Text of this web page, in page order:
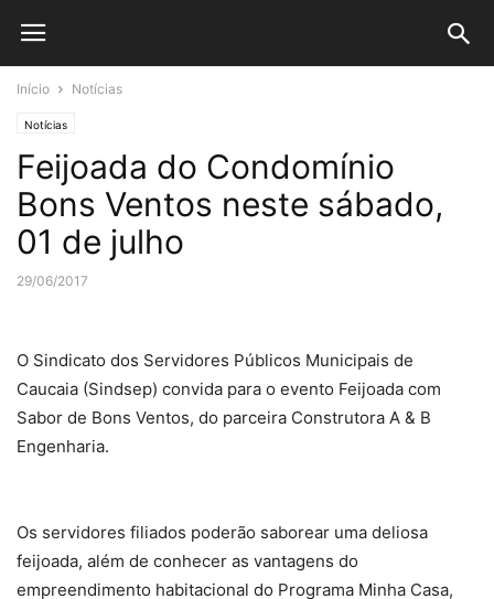
Início Notícias
Notícias
Feijoada do Condomínio
Bons Ventos neste sábado,
01 de julho
29/06/2017
O Sindicato dos Servidores Públicos Municipais de
Caucaia (Sindsep) convida para o evento Feijoada com
Sabor de Bons Ventos, do parceira Construtora A & B
Engenharia.
Os servidores filiados poderão saborear uma deliosa
feijoada, além de conhecer as vantagens do
empreendimento habitacional do Programa Minha Casa,